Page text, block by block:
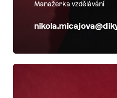
Manažerka vzdělávání